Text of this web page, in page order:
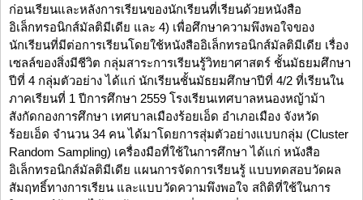
ก่อนเรียนและหลังการเรียนของนักเรียนที่เรียนด้วยหนังสือ
อิเล็กทรอนิกส์มัลติมีเดีย และ 4) เพื่อศึกษาความพึงพอใจของ
นักเรียนที่มีต่อการเรียนโดยใช้หนังสืออิเล็กทรอนิกส์มัลติมีเดีย เรื่อง
เซลล์ของสิ่งมีชีวิต กลุ่มสาระการเรียนรู้วิทยาศาสตร์ ชั้นมัธยมศึกษา
ปีที่ 4 กลุ่มตัวอย่าง ได้แก่ นักเรียนชั้นมัธยมศึกษาปีที่ 4/2 ที่เรียนใน
ภาคเรียนที่ 1 ปีการศึกษา 2559 โรงเรียนเทศบาลหนองหญ้าม้า
สังกัดกองการศึกษา เทศบาลเมืองร้อยเอ็ด อำเภอเมือง จังหวัด
ร้อยเอ็ด จำนวน 34 คน ได้มาโดยการสุ่มตัวอย่างแบบกลุ่ม (Cluster
Random Sampling) เครื่องมือที่ใช้ในการศึกษา ได้แก่ หนังสือ
อิเล็กทรอนิกส์มัลติมีเดีย แผนการจัดการเรียนรู้ แบบทดสอบวัดผล
สัมฤทธิ์ทางการเรียน และแบบวัดความพึงพอใจ สถิติที่ใช้ในการ